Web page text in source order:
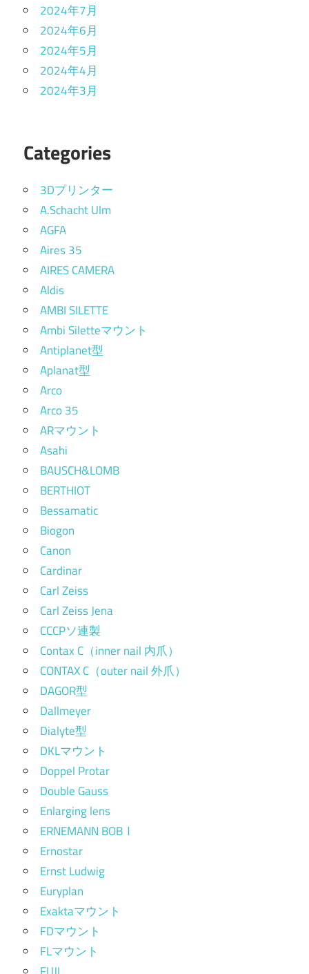
2024年7月
2024年6月
2024年5月
2024年4月
2024年3月
Categories
3Dプリンター
A.Schacht Ulm
AGFA
Aires 35
AIRES CAMERA
Aldis
AMBI SILETTE
Ambi Siletteマウント
Antiplanet型
Aplanat型
Arco
Arco 35
ARマウント
Asahi
BAUSCH&LOMB
BERTHIOT
Bessamatic
Biogon
Canon
Cardinar
Carl Zeiss
Carl Zeiss Jena
CCCPソ連製
Contax C（inner nail 内爪）
CONTAX C（outer nail 外爪）
DAGOR型
Dallmeyer
Dialyte型
DKLマウント
Doppel Protar
Double Gauss
Enlarging lens
ERNEMANN BOBⅠ
Ernostar
Ernst Ludwig
Euryplan
Exaktaマウント
FDマウント
FLマウント